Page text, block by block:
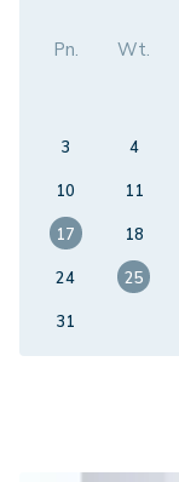
Pn. Wt.
3
4
10
11
17
18
24
25
31